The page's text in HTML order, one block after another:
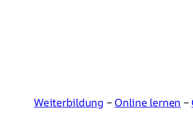
Weiterbildung – Online lernen –